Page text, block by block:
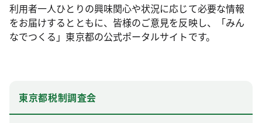
利用者一人ひとりの興味関心や状況に応じて必要な情報
をお届けするとともに、皆様のご意見を反映し、「みん
なでつくる」東京都の公式ポータルサイトです。
東京都税制調査会